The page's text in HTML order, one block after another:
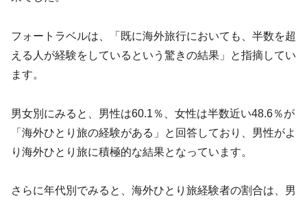
フォートラベルは、「既に海外旅行においても、半数を超
える人が経験をしているという驚きの結果」と指摘してい
ます。
男女別にみると、男性は60.1％、女性は半数近い48.6％が
「海外ひとり旅の経験がある」と回答しており、男性がよ
り海外ひとり旅に積極的な結果となっています。
さらに年代別でみると、海外ひとり旅経験者の割合は、男